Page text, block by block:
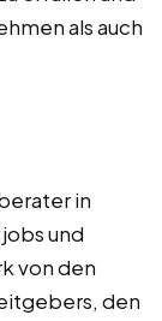
als auch
in
und
von den
den